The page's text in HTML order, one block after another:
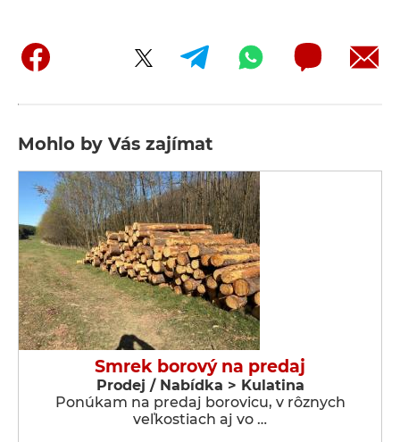
Mohlo by Vás zajímat
Smrek borový na predaj
Prodej / Nabídka > Kulatina
Ponúkam na predaj borovicu, v rôznych
veľkostiach aj vo …